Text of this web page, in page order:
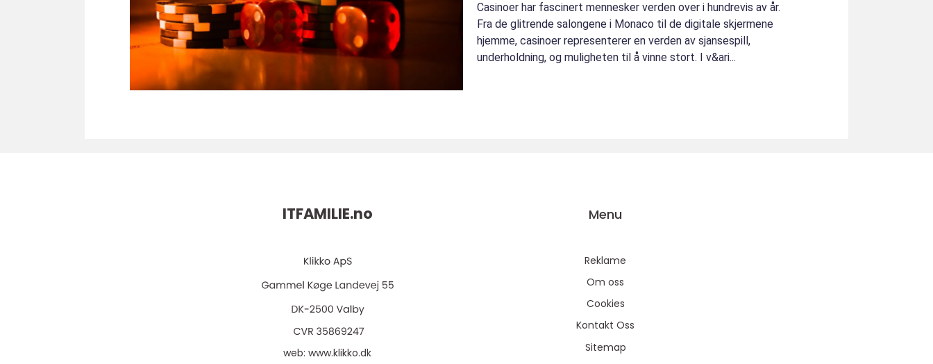
Casinoer har fascinert mennesker verden over i hundrevis av år.
Fra de glitrende salongene i Monaco til de digitale skjermene
hjemme, casinoer representerer en verden av sjansespill,
underholdning, og muligheten til å vinne stort. I v&ari...
ITFAMILIE.no
web:www.klikko.dk
Menu
Reklame
Om oss
Cookies
Kontakt Oss
Sitemap